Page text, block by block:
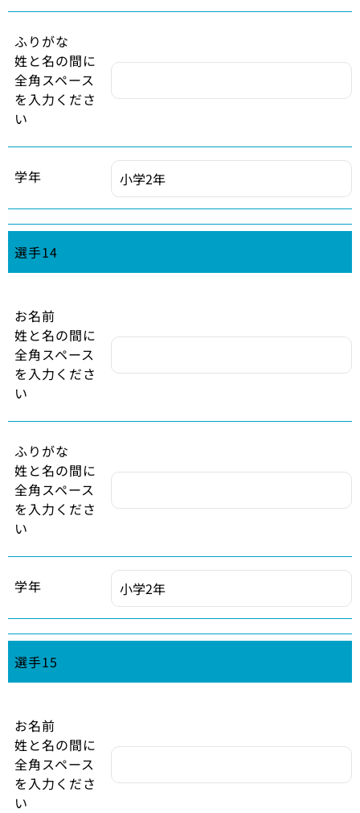
ふりがな
姓と名の間に
全角スペース
を入力くださ
い
学年
選手14
お名前
姓と名の間に
全角スペース
を入力くださ
い
ふりがな
姓と名の間に
全角スペース
を入力くださ
い
学年
選手15
お名前
姓と名の間に
全角スペース
を入力くださ
い